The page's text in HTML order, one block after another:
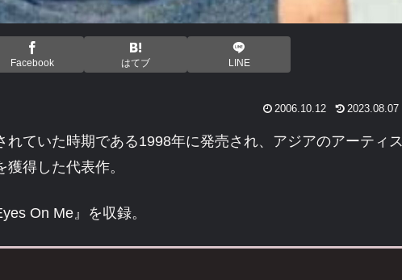
Facebook はてブ LINE
2006.10.12 2023.08.07
れていた時期である1998年に発売され、アジアのアーティス
得した代表作。
On Me』を収録。